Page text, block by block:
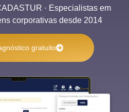
· Especialistas em
corporativas desde 2014
gratuito